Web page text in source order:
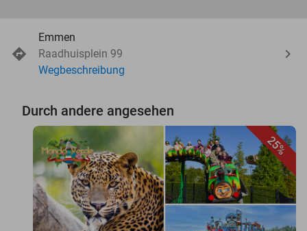
Emmen
Raadhuisplein 99
Wegbeschreibung
Durch andere angesehen
25%